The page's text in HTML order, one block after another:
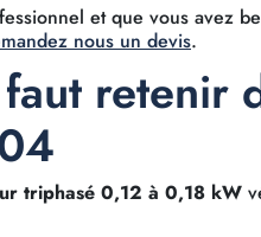
et que vous avez
nous un devis.
retenir
triphasé 0,12 à 0,18 kW